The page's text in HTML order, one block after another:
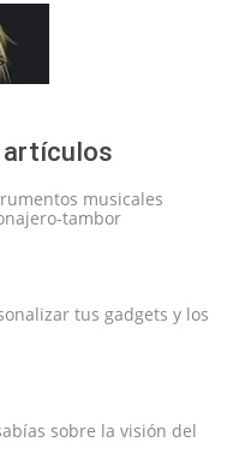
musicales
tambor
tus gadgets y los
sobre la visión del